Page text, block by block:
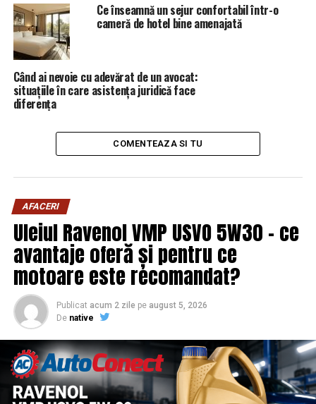
Ce înseamnă un sejur confortabil într-o
cameră de hotel bine amenajată
Când ai nevoie cu adevărat de un avocat:
situațiile în care asistența juridică face
diferența
COMENTEAZA SI TU
AFACERI
Uleiul Ravenol VMP USVO 5W30 – ce
avantaje oferă și pentru ce
motoare este recomandat?
Publicat acum 2 zile pe august 5, 2026
De native